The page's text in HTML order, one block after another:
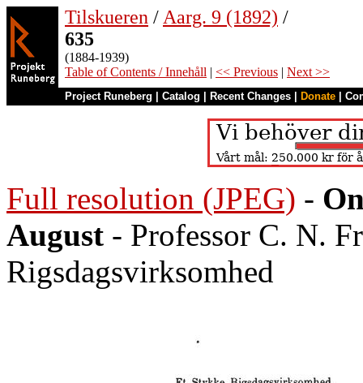
Tilskueren / Aarg. 9 (1892) /
635
(1884-1939)
Table of Contents / Innehåll | << Previous | Next >>
Project Runeberg Catalog Recent Changes Donate
Full resolution (JPEG) -
August - Professor C. N.
Rigsdagsvirksomhed